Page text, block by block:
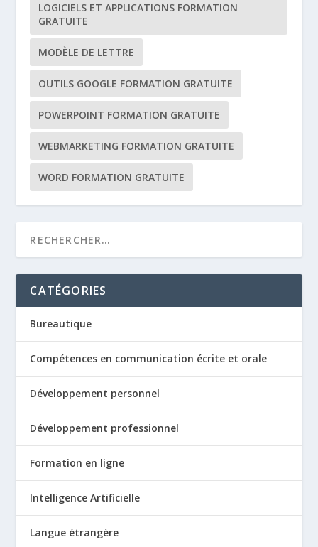
LOGICIELS ET APPLICATIONS FORMATION
GRATUITE
MODÈLE DE LETTRE
OUTILS GOOGLE FORMATION GRATUITE
POWERPOINT FORMATION GRATUITE
WEBMARKETING FORMATION GRATUITE
WORD FORMATION GRATUITE
CATÉGORIES
Bureautique
Compétences en communication écrite et orale
Développement personnel
Développement professionnel
Formation en ligne
Intelligence Artificielle
Langue étrangère